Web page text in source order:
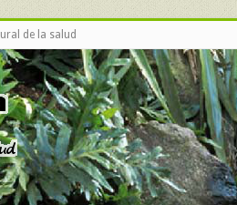
de la salud